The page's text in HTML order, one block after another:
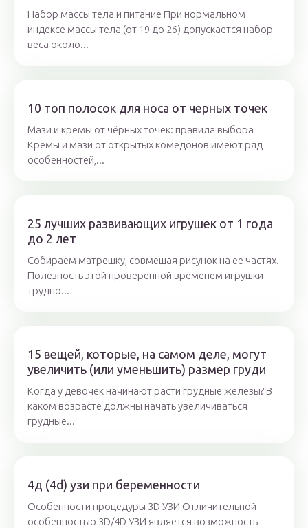
Набор массы тела и питание При нормальном
индексе массы тела (от 19 до 26) допускается набор
веса около...
10 топ полосок для носа от черных точек
Мази и кремы от чёрных точек: правила выбора
Кремы и мази от открытых комедонов имеют ряд
особенностей,...
25 лучших развивающих игрушек от 1 года
до 2 лет
Собираем матрешку, совмещая рисунок на ее частях.
Полезность этой проверенной временем игрушки
трудно...
15 вещей, которые, на самом деле, могут
увеличить (или уменьшить) размер груди
Когда у девочек начинают расти грудные железы? В
каком возрасте должны начать увеличиваться
грудные...
4д (4d) узи при беременности
Особенности процедуры 3D УЗИ Отличительной
особенностью 3D/4D УЗИ является возможность